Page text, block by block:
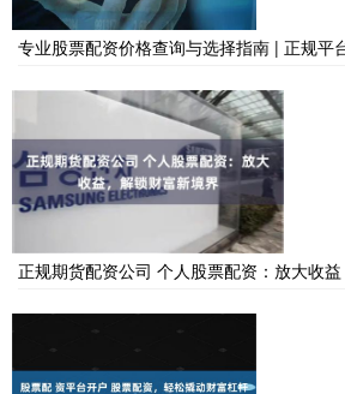
专业股票配资价格查询与选择指南 | 正规平
正规期货配资公司 个人股票配资：放大收